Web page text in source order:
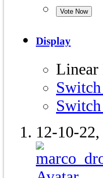
Display
Linear
12-10-22,